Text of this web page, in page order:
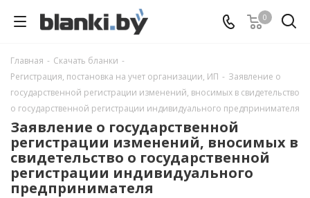
0
Главная - Скачать бланки -
Регистрация, постановка на учет организации, ИП - Заявление о
государственной регистрации изменений, вносимых в свидетельство
о государственной регистрации индивидуального предпринимателя
Заявление о государственной
регистрации изменений, вносимых в
свидетельство о государственной
регистрации индивидуального
предпринимателя